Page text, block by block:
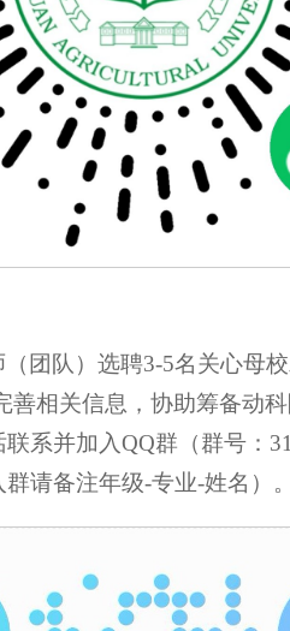
团队）选聘3-5名关心母
善相关信息，协助筹备动
系并加入QQ群（群号：
请备注年级-专业-姓名）。